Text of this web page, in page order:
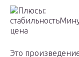
Плюсы:
цена
Это